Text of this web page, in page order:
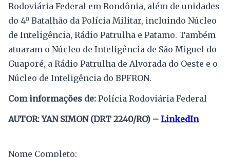
Rodoviária Federal em Rondônia, além de unidades
do 4º Batalhão da Polícia Militar, incluindo Núcleo
de Inteligência, Rádio Patrulha e Patamo. Também
atuaram o Núcleo de Inteligência de São Miguel do
Guaporé, a Rádio Patrulha de Alvorada do Oeste e o
Núcleo de Inteligência do BPFRON.
Com informações de: Polícia Rodoviária Federal
AUTOR: YAN SIMON (DRT 2240/RO) – LinkedIn
Nome Completo: